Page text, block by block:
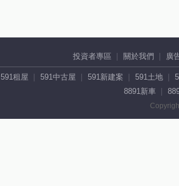
投資者專區 關於我們 廣
591租屋 591中古屋 591新建案 591土地
8891新車